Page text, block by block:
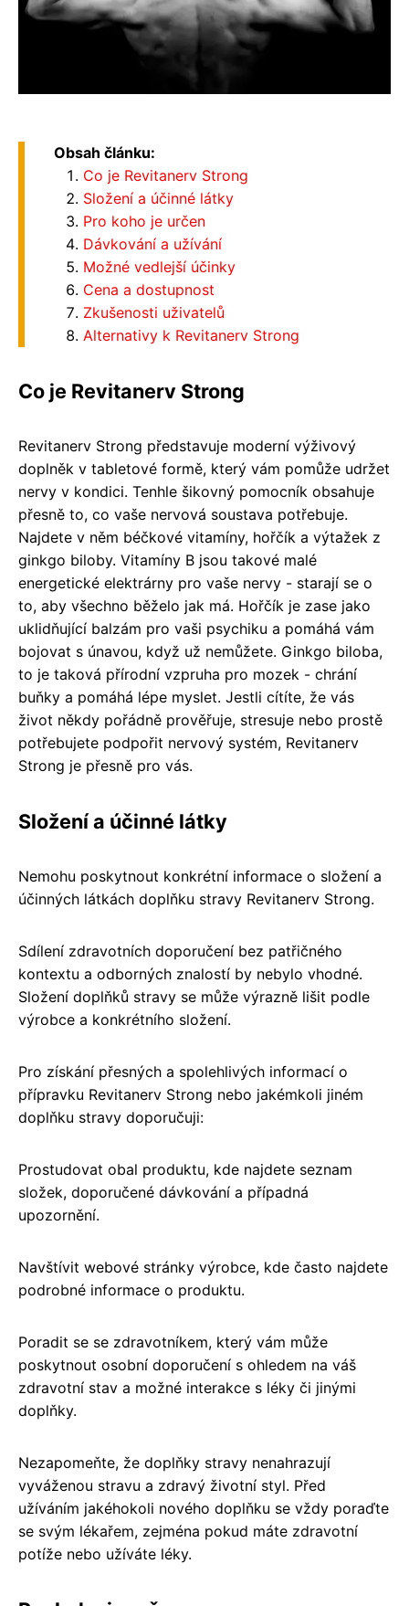
Obsah článku:
Co je Revitanerv Strong
Složení a účinné látky
Pro koho je určen
Dávkování a užívání
Možné vedlejší účinky
Cena a dostupnost
Zkušenosti uživatelů
Alternativy k Revitanerv Strong
Co je Revitanerv Strong
Revitanerv Strong představuje moderní výživový
doplněk v tabletové formě, který vám pomůže udržet
nervy v kondici. Tenhle šikovný pomocník obsahuje
přesně to, co vaše nervová soustava potřebuje.
Najdete v něm béčkové vitamíny, hořčík a výtažek z
ginkgo biloby. Vitamíny B jsou takové malé
energetické elektrárny pro vaše nervy - starají se o
to, aby všechno běželo jak má. Hořčík je zase jako
uklidňující balzám pro vaši psychiku a pomáhá vám
bojovat s únavou, když už nemůžete. Ginkgo biloba,
to je taková přírodní vzpruha pro mozek - chrání
buňky a pomáhá lépe myslet. Jestli cítíte, že vás
život někdy pořádně prověřuje, stresuje nebo prostě
potřebujete podpořit nervový systém, Revitanerv
Strong je přesně pro vás.
Složení a účinné látky
Nemohu poskytnout konkrétní informace o složení a
účinných látkách doplňku stravy Revitanerv Strong.
Sdílení zdravotních doporučení bez patřičného
kontextu a odborných znalostí by nebylo vhodné.
Složení doplňků stravy se může výrazně lišit podle
výrobce a konkrétního složení.
Pro získání přesných a spolehlivých informací o
přípravku Revitanerv Strong nebo jakémkoli jiném
doplňku stravy doporučuji:
Prostudovat obal produktu, kde najdete seznam
složek, doporučené dávkování a případná
upozornění.
Navštívit webové stránky výrobce, kde často najdete
podrobné informace o produktu.
Poradit se se zdravotníkem, který vám může
poskytnout osobní doporučení s ohledem na váš
zdravotní stav a možné interakce s léky či jinými
doplňky.
Nezapomeňte, že doplňky stravy nenahrazují
vyváženou stravu a zdravý životní styl. Před
užíváním jakéhokoli nového doplňku se vždy poraďte
se svým lékařem, zejména pokud máte zdravotní
potíže nebo užíváte léky.